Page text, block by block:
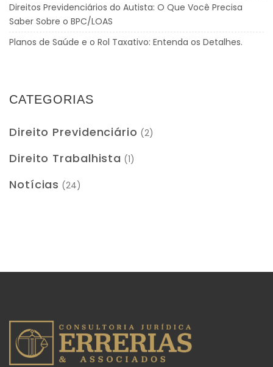
Direitos Previdenciários do Autista: O Que Você Precisa
Saber Sobre o BPC/LOAS
Planos de Saúde e o Rol Taxativo: Entenda os Detalhes.
CATEGORIAS
Direito Previdenciário (2)
Direito Trabalhista (1)
Notícias (24)